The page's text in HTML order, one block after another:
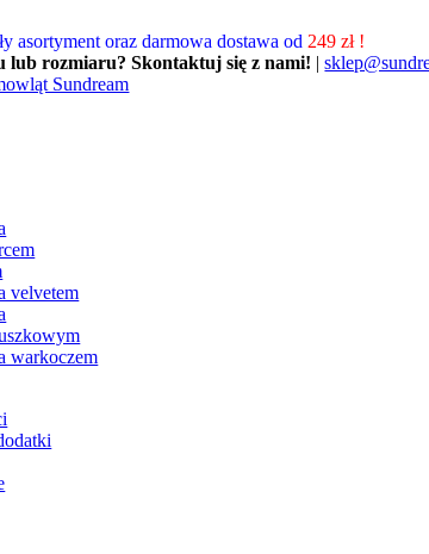
asortyment oraz darmowa dostawa od 249 zł !
lub rozmiaru? Skontaktuj się z nami! |
velvetem
warkoczem